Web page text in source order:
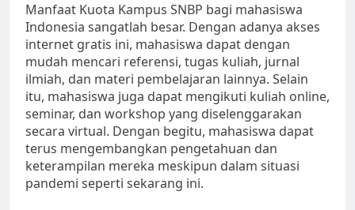
Manfaat Kuota Kampus SNBP bagi mahasiswa
Indonesia sangatlah besar. Dengan adanya akses
internet gratis ini, mahasiswa dapat dengan
mudah mencari referensi, tugas kuliah, jurnal
ilmiah, dan materi pembelajaran lainnya. Selain
itu, mahasiswa juga dapat mengikuti kuliah online,
seminar, dan workshop yang diselenggarakan
secara virtual. Dengan begitu, mahasiswa dapat
terus mengembangkan pengetahuan dan
keterampilan mereka meskipun dalam situasi
pandemi seperti sekarang ini.